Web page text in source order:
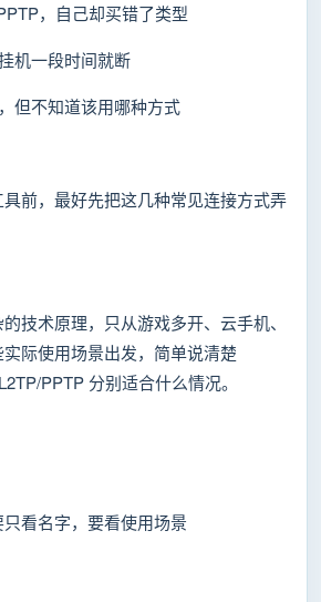
，自己却买错了类型
机一段时间就断
但不知道该用哪种方式
前，最好先把这几种常见连接方式弄
技术原理，只从游戏多开、云手机、
际使用场景出发，简单说清楚
PPTP 分别适合什么情况。
看名字，要看使用场景